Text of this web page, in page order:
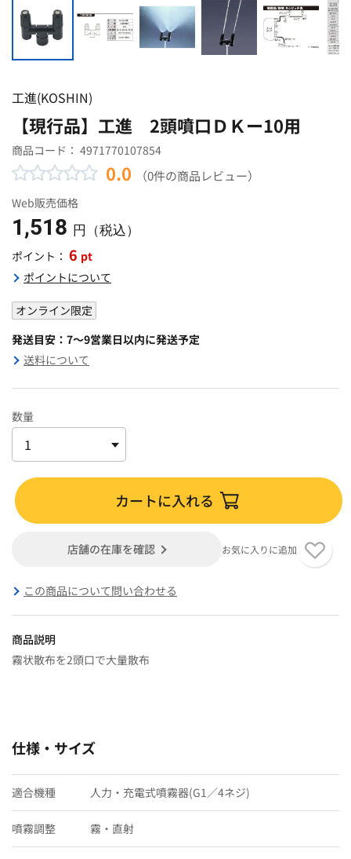
工進(KOSHIN)
【現行品】工進 2頭噴口ＤＫー10用
商品コード： 4971770107854
0.0 （0件の商品レビュー）
Web販売価格
1,518 円（税込）
ポイント： 6 pt
ポイントについて
オンライン限定
発送目安：7～9営業日以内に発送予定
送料について
数量
カートに入れる
店舗の在庫を確認 お気に入りに追加
この商品について問い合わせる
商品説明
霧状散布を2頭口で大量散布
仕様・サイズ
適合機種 人力・充電式噴霧器(G1／4ネジ)
噴霧調整 霧・直射